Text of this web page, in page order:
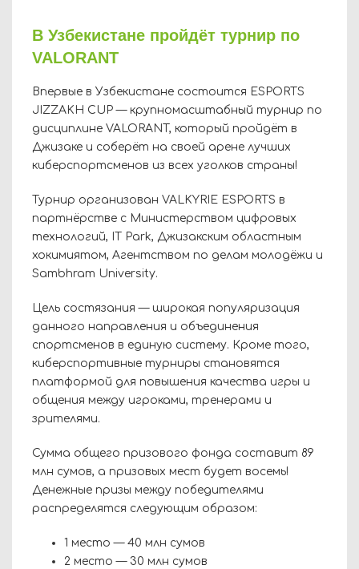
В Узбекистане пройдёт турнир по
VALORANT
Впервые в Узбекистане состоится ESPORTS
JIZZAKH CUP — крупномасштабный турнир по
дисциплине VALORANT, который пройдёт в
Джизаке и соберёт на своей арене лучших
киберспортсменов из всех уголков страны!
Турнир организован VALKYRIE ESPORTS в
партнёрстве с Министерством цифровых
технологий,
IT Park, Джизакским областным
хокимиятом, Агентством по делам молодёжи и
Sambhram University.
Цель состязания — широкая популяризация
данного направления и объединения
спортсменов в единую систему. Кроме того,
киберспортивные турниры становятся
платформой для повышения качества игры и
общения между игроками, тренерами и
зрителями.
Сумма общего призового фонда составит 89
млн сумов, а призовых мест будет восемь!
Денежные призы между победителями
распределятся следующим образом:
1 место — 40 млн сумов
2 место — 30 млн сумов